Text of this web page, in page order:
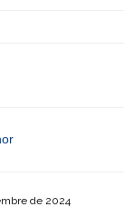
de 2024